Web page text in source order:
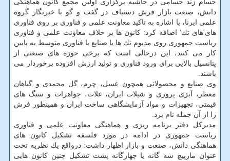
حسام زند حسامی در حاشیه برگزاری اولین مجمع كانون هماهنگی
دانش، صنعت بازار فرش دستباف در گفت و گو با خبرنگار گروه
علمی ایرنا، با اشاره به تاكید معاونت علمی و فناوری بر روی فناوری
های'های تك' اضافه كرد: كانون ها بر خلاف معاونت علمی و فناوری
ریاست جمهوری روی مدیوم تك ها یا صنایع با فناوری متوسط به پایین
كار می كنند، این درحالی است كه برخی حوزه های صنعتی از
پتانسیل بالایی برای ورود فناوری و تولید ارزش افزوده برخوردار می
باشند.
وی صنایع و محصولاتی همچون عسل، چرم، گل محمدی و گیاهان
معطر، آبزی پروری و شیلات ایران، غلات، جواهرات و سنگ های
قیمتی، تجهیزات و مواد آزمایشگاهی ساخت ایران و همینطور فرش
را از آن جمله نام برد.
مدیركل دفتر برنامه ریزی و هماهنگی معاونت علمی و فناوری
ریاست جمهوری در ادامه در مورد فلسفه تشكیل كانون های
هماهنگی دانش، صنعت و بازار اظهار داشت: درواقع یك نظریه تحت
عنوان مارپیچ سه گانه یا چهارگانه پشت تشكیل چنین كانون هایی